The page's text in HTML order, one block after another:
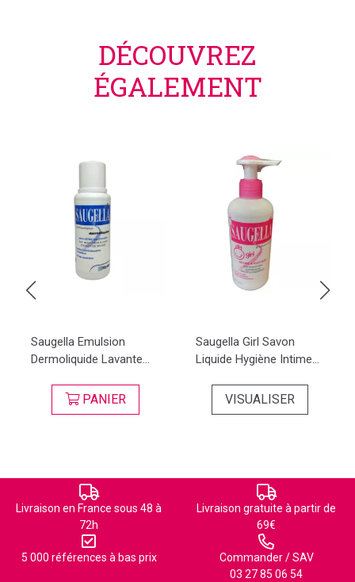
DÉCOUVREZ
ÉGALEMENT
Saugella Emulsion
Dermoliquide Lavante...
PANIER
Saugella Girl Savon
Liquide Hygiène Intime...
VISUALISER
Livraison en France sous 48 à
72h
Livraison gratuite à partir de
69€
5 000 références à bas prix
Commander / SAV
03 27 85 06 54